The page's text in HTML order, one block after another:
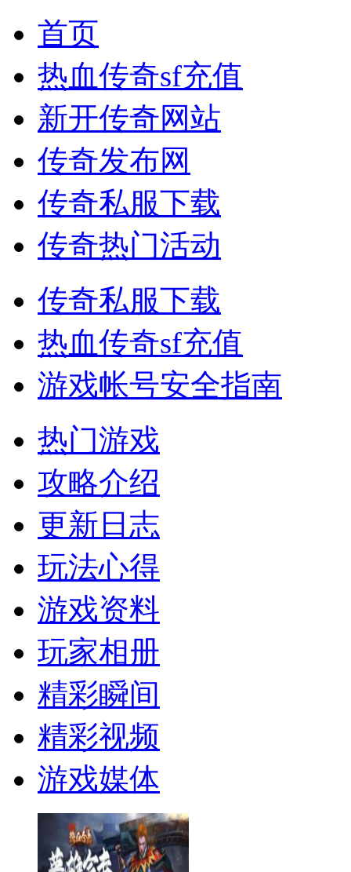
首页
热血传奇sf充值
新开传奇网站
传奇发布网
传奇私服下载
传奇热门活动
传奇私服下载
热血传奇sf充值
游戏帐号安全指南
热门游戏
攻略介绍
更新日志
玩法心得
游戏资料
玩家相册
精彩瞬间
精彩视频
游戏媒体